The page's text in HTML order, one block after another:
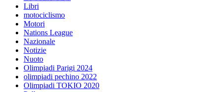
Libri
motociclismo
Motori
Nations League
Nazionale
Notizie
Nuoto
Olimpiadi Parigi 2024
olimpiadi pechino 2022
Olimpiadi TOKIO 2020